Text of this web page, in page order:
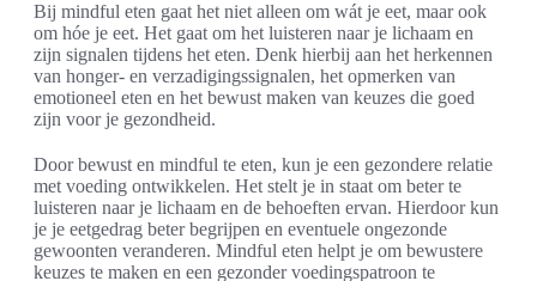
Bij mindful eten gaat het niet alleen om wát je eet, maar ook
om hóe je eet. Het gaat om het luisteren naar je lichaam en
zijn signalen tijdens het eten. Denk hierbij aan het herkennen
van honger- en verzadigingssignalen, het opmerken van
emotioneel eten en het bewust maken van keuzes die goed
zijn voor je gezondheid.
Door bewust en mindful te eten, kun je een gezondere relatie
met voeding ontwikkelen. Het stelt je in staat om beter te
luisteren naar je lichaam en de behoeften ervan. Hierdoor kun
je je eetgedrag beter begrijpen en eventuele ongezonde
gewoonten veranderen. Mindful eten helpt je om bewustere
keuzes te maken en een gezonder voedingspatroon te